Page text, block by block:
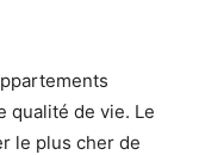
qualité de vie. Le
le plus cher de